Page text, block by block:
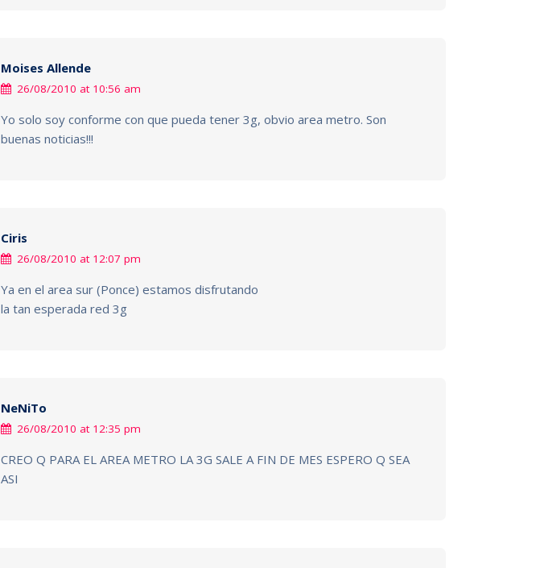
Moises Allende
26/08/2010 at 10:56 am
Yo solo soy conforme con que pueda tener 3g, obvio area metro. Son
buenas noticias!!!
Ciris
26/08/2010 at 12:07 pm
Ya en el area sur (Ponce) estamos disfrutando
la tan esperada red 3g
NeNiTo
26/08/2010 at 12:35 pm
CREO Q PARA EL AREA METRO LA 3G SALE A FIN DE MES ESPERO Q SEA
ASI